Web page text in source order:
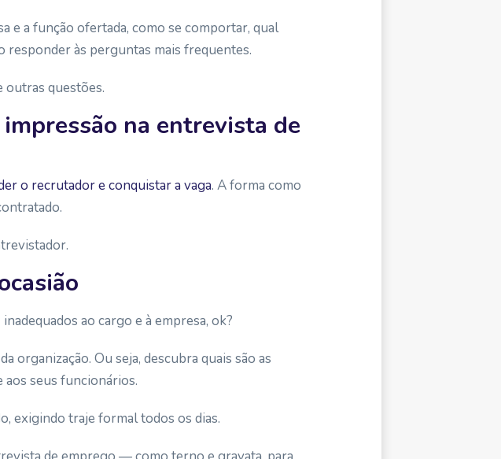
e a função ofertada, como se comportar, qual
responder às perguntas mais frequentes.
outras questões.
na entrevista de
o recrutador e conquistar a vaga. A forma como
ao cargo e à empresa, ok?
organização. Ou seja, descubra quais são as
aos seus funcionários.
exigindo traje formal todos os dias.